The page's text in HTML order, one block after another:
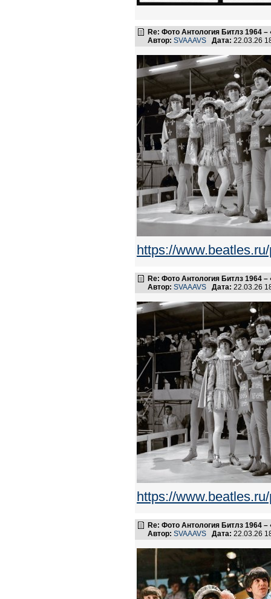
Re: Фото Антология Битлз 1964
Автор: SVAAAVS Дата: 22.03.26
https://
Re: Фото Антология Битлз 1964
Автор: SVAAAVS Дата: 22.03.26
https://
Re: Фото Антология Битлз 1964
Автор: SVAAAVS Дата: 22.03.26